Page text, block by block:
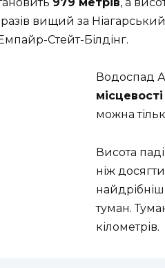
вищий за
Стейт-Білдінг.
Водоспад
можна
Висота
ніж
туман.
кілометрів.